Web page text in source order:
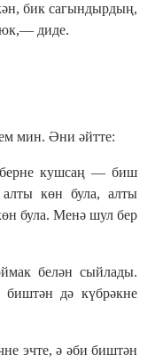
бик сагындырдың,
юк,— диде.
мин. Әни әйтте:
кушсаң — биш
көн була, алты
була. Менә шул бер
белән сыйлады.
дә күбрәкне
эчте, ә әби биштән